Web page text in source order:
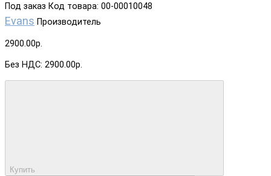
Под заказ Код товара: 00-00010048
Evans Производитель
2900.00р.
Без НДС: 2900.00р.
Купить